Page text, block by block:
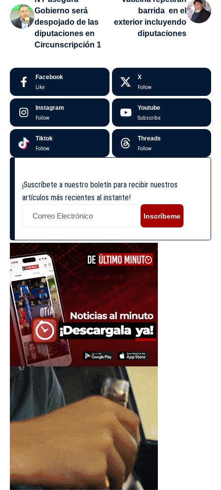
Gobierno será
despojado de las
diputaciones en
Circunscripción 1
barrida en el
exterior incluyendo
diputaciones
Facebook
Like
X
Follow
Instagram
Follow
Youtube
Subscribe
Tiktok
Follow
Threads
Follow
¡Suscríbete a nuestro boletín para recibir nuestros
artículos más recientes al instante!
Inscríbeme